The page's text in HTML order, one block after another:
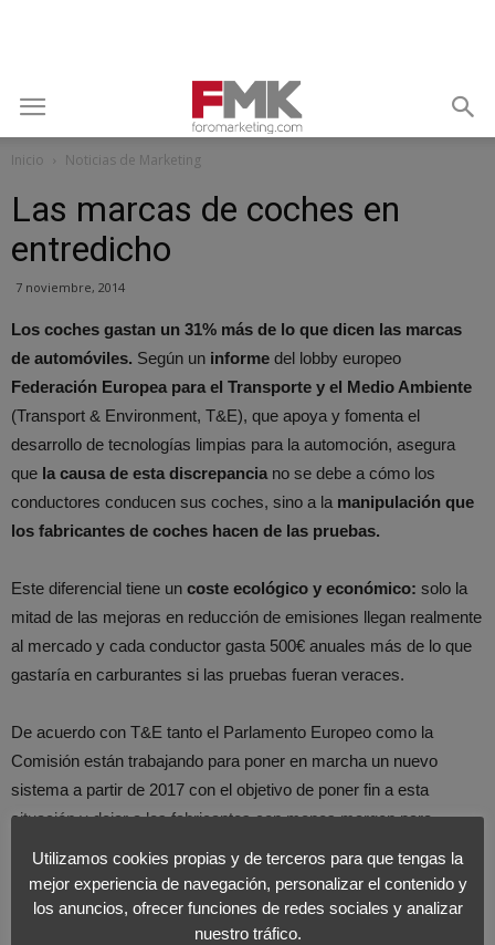
Inicio Noticias de Marketing
Las marcas de coches en
entredicho
7 noviembre, 2014
Los coches gastan un 31% más de lo que dicen las marcas
de automóviles. Según un informe del lobby europeo
Federación Europea para el Transporte y el Medio Ambiente
(Transport & Environment, T&E), que apoya y fomenta el
desarrollo de tecnologías limpias para la automoción, asegura
que la causa de esta discrepancia no se debe a cómo los
conductores conducen sus coches, sino a la manipulación que
los fabricantes de coches hacen de las pruebas.
Este diferencial tiene un coste ecológico y económico: solo la
mitad de las mejoras en reducción de emisiones llegan realmente
al mercado y cada conductor gasta 500€ anuales más de lo que
gastaría en carburantes si las pruebas fueran veraces.
De acuerdo con T&E tanto el Parlamento Europeo como la
Comisión están trabajando para poner en marcha un nuevo
sistema a partir de 2017 con el objetivo de poner fin a esta
situación y dejar a los fabricantes con menos margen para
Por su parte,Fiat y Peugeot Citroën son las marcas cuyos
más se acercan a los consumos en la conducción real.
Utilizamos cookies propias y de terceros para que tengas la
mejor experiencia de navegación, personalizar el contenido y
los anuncios, ofrecer funciones de redes sociales y analizar
nuestro tráfico.